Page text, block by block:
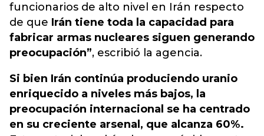
funcionarios de alto nivel en Irán respecto
de que Irán tiene toda la capacidad para
fabricar armas nucleares siguen generando
preocupación”, escribió la agencia.
Si bien Irán continúa produciendo uranio
enriquecido a niveles más bajos, la
preocupación internacional se ha centrado
en su creciente arsenal, que alcanza 60%.